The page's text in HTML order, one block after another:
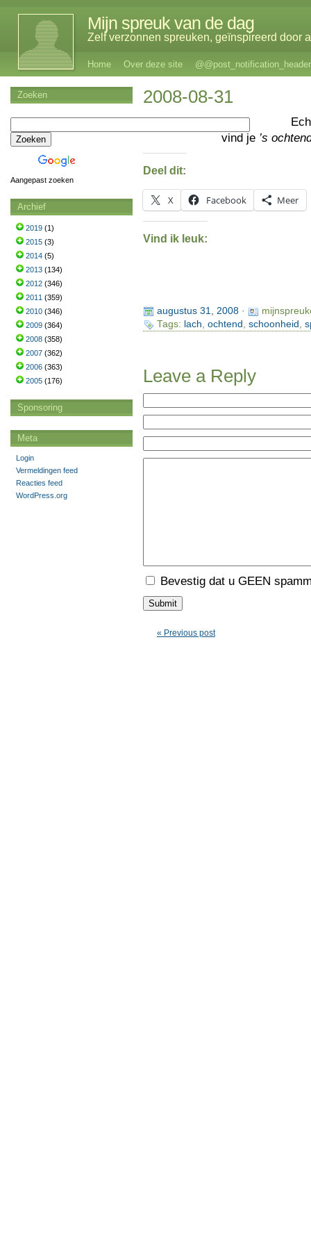
Mijn spreuk van de dag
Zelf verzonnen spreuken, geïnspireerd door
Home Over deze site @@post_notification_header
2008-08-31
vind je ’s
Deel dit:
X Facebook Meer
Vind ik leuk:
augustus 31, 2008·
Tags: lach, ochtend , schoonheid ,
Leave a Reply
Bevestig dat u GEEN
« Previous post
Zoeken
Aangepast zoeken
Archief
2019 (1)
2015 (3)
2014 (5)
2013 (134)
2012 (346)
2011 (359)
2010 (346)
2009 (364)
2008 (358)
2007 (362)
2006 (363)
2005 (176)
Sponsoring
Meta
Login
Vermeldingen feed
Reacties feed
WordPress.org